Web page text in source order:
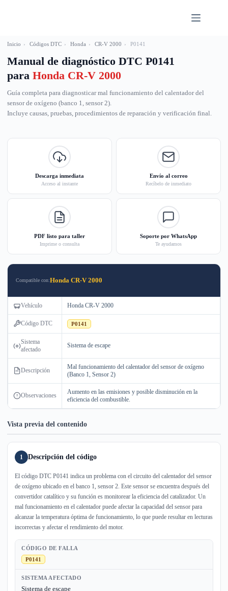
Inicio › Códigos DTC › Honda › CR-V 2000 › P0141
Manual de diagnóstico DTC P0141
para Honda CR-V 2000
Guía completa para diagnosticar mal funcionamiento del calentador del
sensor de oxígeno (banco 1, sensor 2).
Incluye causas, pruebas, procedimientos de reparación y verificación final.
Descarga inmediata
Acceso al instante
Envío al correo
Recíbelo de inmediato
PDF listo para taller
Imprime o consulta
Soporte por WhatsApp
Te ayudamos
Compatible con:Honda CR-V 2000
Vehículo Honda CR-V 2000
Código DTC P0141
Sistema
afectado
Sistema de escape
Descripción
Mal funcionamiento del calentador del sensor de oxígeno
(Banco 1, Sensor 2)
Observaciones
Aumento en las emisiones y posible disminución en la
eficiencia del combustible.
Vista previa del contenido
1 Descripción del código
El código DTC P0141 indica un problema con el circuito del calentador del sensor
de oxígeno ubicado en el banco 1, sensor 2. Este sensor se encuentra después del
convertidor catalítico y su función es monitorear la eficiencia del catalizador. Un
mal funcionamiento en el calentador puede afectar la capacidad del sensor para
alcanzar la temperatura óptima de funcionamiento, lo que puede resultar en lecturas
incorrectas y afectar el rendimiento del motor.
CÓDIGO DE FALLA
P0141
SISTEMA AFECTADO
Sistema de escape